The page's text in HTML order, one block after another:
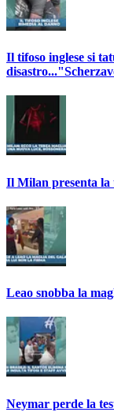
Il tifoso inglese si
Il Milan presenta la
Leao snobba la
Neymar perde la